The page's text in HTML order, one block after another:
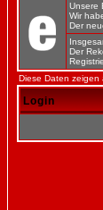
Unsere
Wir
Der
Der
Diese Daten zeigen
Login